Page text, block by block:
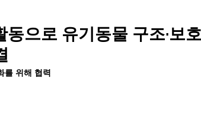
으로 유기동물 구조·보
를 위해 협력